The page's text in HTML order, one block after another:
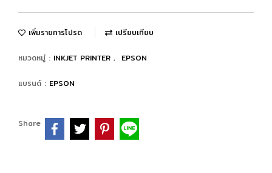
เพิ่มรายการโปรด เปรียบเทียบ
หมวดหมู่ : INKJET PRINTER , EPSON
แบรนด์ : EPSON
Share